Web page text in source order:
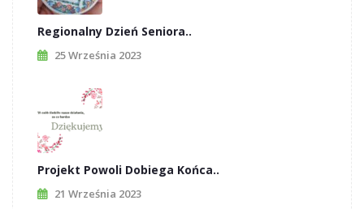
Regionalny Dzień Seniora..
25 Września 2023
Projekt Powoli Dobiega Końca..
21 Września 2023